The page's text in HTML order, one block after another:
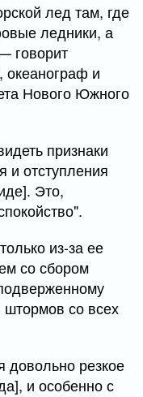
лед там, где
ледники, а
говорит
и
Нового Южного
признаки
и отступления
Это,
из-за ее
со сбором
со всех
довольно резкое
и особенно с